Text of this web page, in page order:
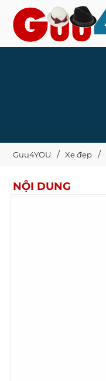
Guu4YOU Xe đẹp
NỘI DUNG